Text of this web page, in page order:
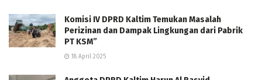
Komisi IV DPRD Kaltim Temukan Masalah
Perizinan dan Dampak Lingkungan dari Pabrik
PT KSM”
18 April 2025